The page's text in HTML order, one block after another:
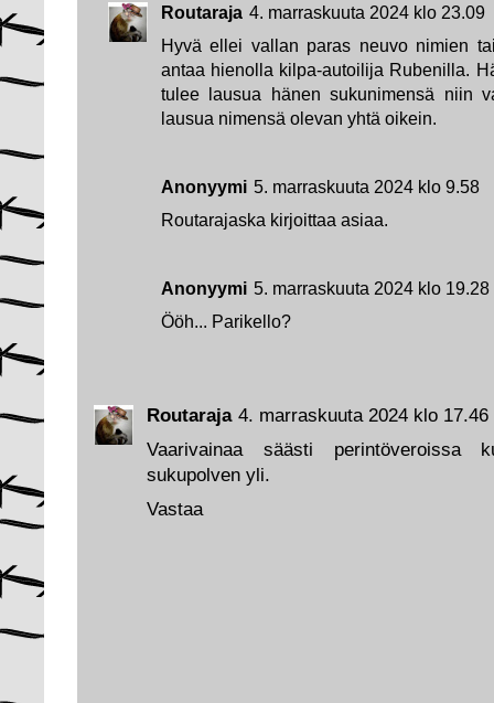
Routaraja 4. marraskuuta 2024 klo 17.46
Vaarivainaa säästi perintöveroissa
sukupolven yli.
Vastaa
Routaraja 4. marraskuuta 2024 klo 23.09
Hyvä ellei vallan paras neuvo nimien
antaa hienolla kilpa-autoilija Rubenilla.
tulee lausua hänen sukunimensä niin
lausua nimensä olevan yhtä oikein.
Anonyymi 5. marraskuuta 2024 klo 9.58
Routarajaska kirjoittaa asiaa.
Anonyymi 5. marraskuuta 2024 klo 19.28
Ööh... Parikello?